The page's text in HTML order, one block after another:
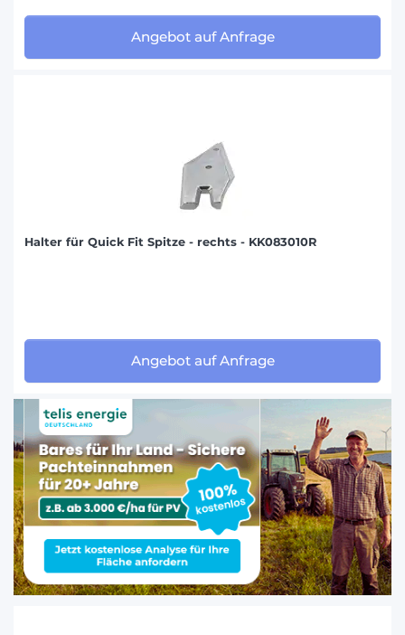
Angebot auf Anfrage
Halter für Quick Fit Spitze - rechts - KK083010R
Angebot auf Anfrage